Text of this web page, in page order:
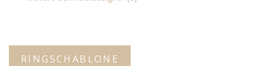
RINGSCHABLONE